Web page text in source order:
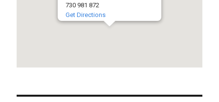
730 981 872
Get Directions